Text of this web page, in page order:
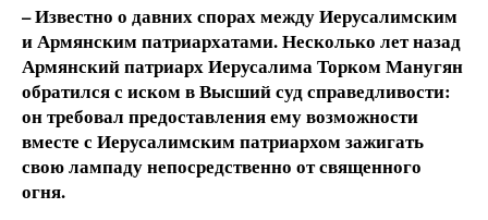
– Известно о давних спорах между Иерусалимским
и Армянским патриархатами. Несколько лет назад
Армянский патриарх Иерусалима Торком Манугян
обратился с иском в Высший суд справедливости:
он требовал предоставления ему возможности
вместе с Иерусалимским патриархом зажигать
свою лампаду непосредственно от священного
огня.